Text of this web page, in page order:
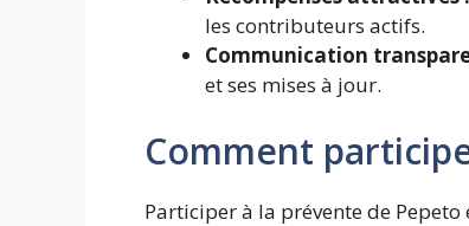
les contributeurs actifs.
Communication
et ses mises à jour.
Comment
Participer à la prévente de